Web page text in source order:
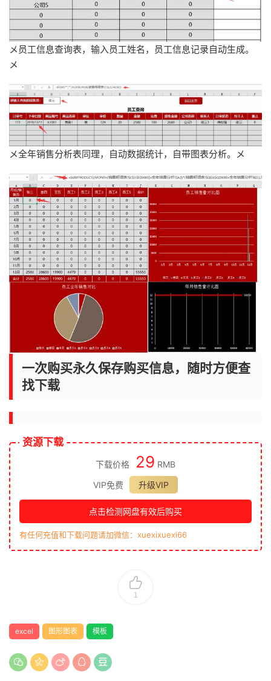
メ员工信息查询表，输入员工姓名，员工信息记录自动生成。
メ
メ全年销售分析表同理，自动数据统计，自带图表分析。メ
一次购买永久保存购买信息，随时方便查
找下载
资源下载
下载价格 29 RMB
VIP免费
升级VIP
点击检测网盘有效后购买
有任何充值和下载问题请加微信：xuexixuexi66
1
excel 图形图表 模板